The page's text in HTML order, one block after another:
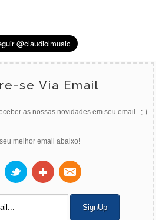
se Via Email
as nossas novidades em seu email.. ;-)
melhor email abaixo!